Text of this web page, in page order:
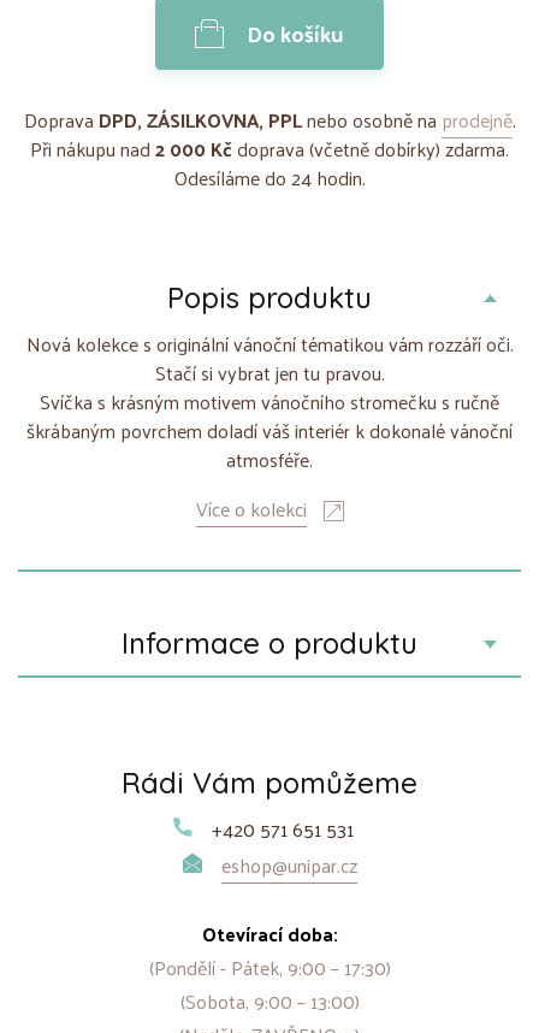
Do košíku
Doprava DPD, ZÁSILKOVNA, PPLnebo osobně na prodejně.
Při nákupu nad2 000 Kčdoprava (včetně dobírky) zdarma.
Odesíláme do 24 hodin.
Popis produktu
Nová kolekce s originální vánoční tématikou vám rozzáří oči.
Stačí si vybrat jen tu pravou.
Svíčka s krásným motivem vánočního stromečku s ručně
škrábaným povrchem doladí váš interiér k dokonalé vánoční
atmosféře.
Více o kolekci
Informace o produktu
Rádi Vám pomůžeme
+420 571 651 531
eshop@unipar.cz
Otevírací doba:
(Pondělí - Pátek, 9:00 – 17:30)
(Sobota, 9:00 – 13:00)